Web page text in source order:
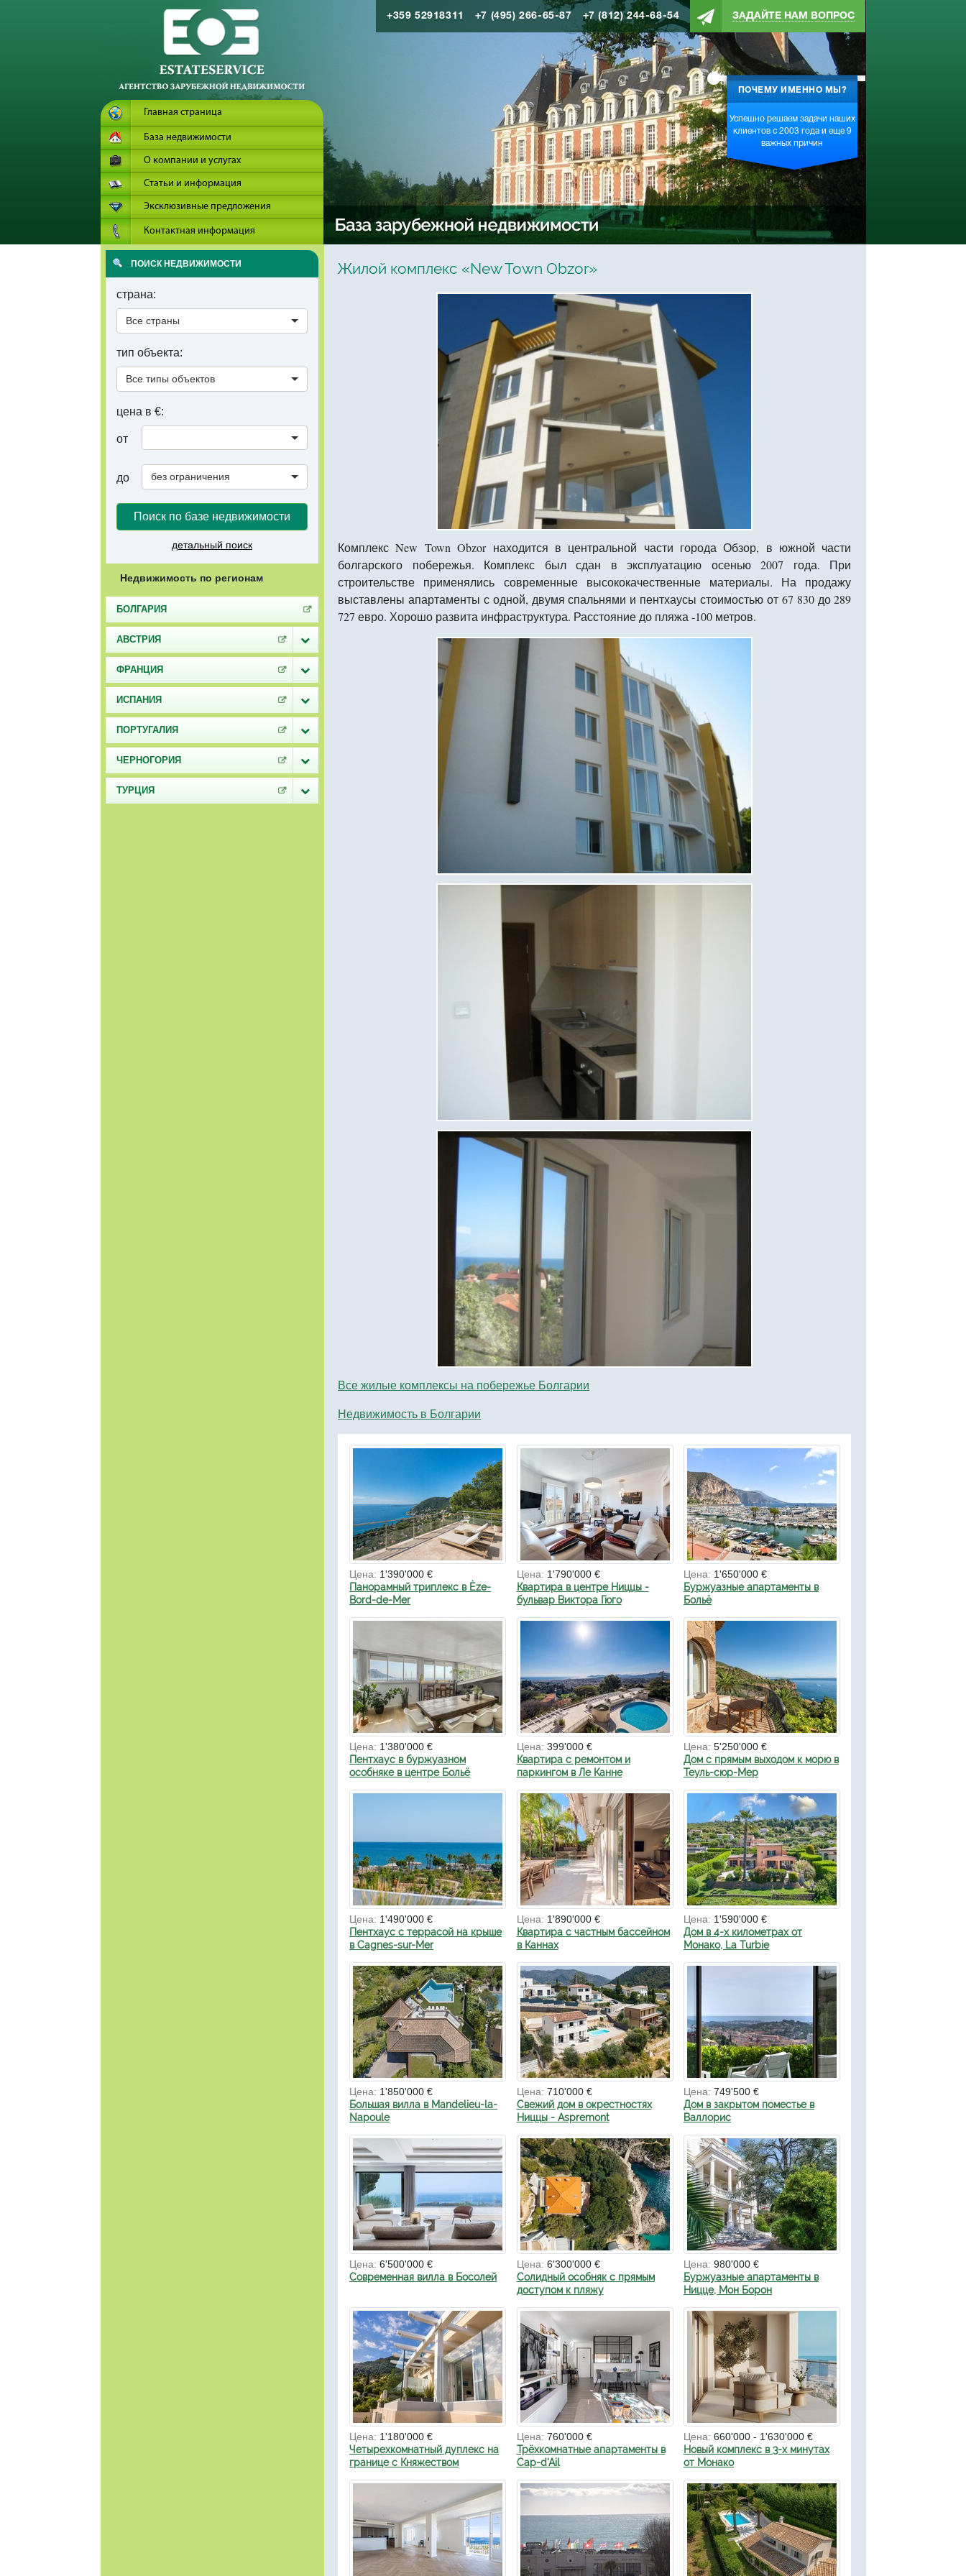
Главная страница
База недвижимости
О компании и услугах
Статьи и информация
Эксклюзивные предложения
Контактная информация
+359 52918311 +7 (495) 266-65-87 +7 (812) 244-68-54 ЗАДАЙТЕ НАМ ВОПРОС
ПОЧЕМУ ИМЕННО МЫ?
Успешно решаем задачи наших
клиентов с 2003 года и еще 9
важных причин
ПОИСК НЕДВИЖИМОСТИ
страна:
Все страны
тип объекта:
Все типы объектов
цена в €:
от
до без ограничения
Поиск по базе недвижимости
детальный поиск
Недвижимость по регионам
БОЛГАРИЯ
АВСТРИЯ
ФРАНЦИЯ
ИСПАНИЯ
ПОРТУГАЛИЯ
ЧЕРНОГОРИЯ
ТУРЦИЯ
Жилой комплекс «New Town Obzor»
Комплекс New Town Obzor находится в центральной части города Обзор, в южной части
болгарского побережья. Комплекс был сдан в эксплуатацию осенью 2007 года. При
строительстве применялись современные высококачественные материалы. На продажу
выставлены апартаменты с одной, двумя спальнями и пентхаусы стоимостью от 67 830 до 289
727 евро. Хорошо развита инфраструктура. Расстояние до пляжа -100 метров.
Все жилые комплексы на побережье Болгарии
Недвижимость в Болгарии
Цена: 1'390'000 €
Панорамный триплекс в Èze-
Bord-de-Mer
Цена: 1'790'000 €
Квартира в центре Ниццы -
бульвар Виктора Гюго
Цена: 1'650'000 €
Буржуазные апартаменты в
Больё
Цена: 1'380'000 €
Пентхаус в буржуазном
особняке в центре Больё
Цена: 399'000 €
Квартира с ремонтом и
паркингом в Ле Канне
Цена: 5'250'000 €
Дом с прямым выходом к морю в
Теуль-сюр-Мер
Цена: 1'490'000 €
Пентхаус с террасой на крыше
в Cagnes-sur-Mer
Цена: 1'890'000 €
Квартира с частным бассейном
в Каннах
Цена: 1'590'000 €
Дом в 4-х километрах от
Монако, La Turbie
Цена: 1'850'000 €
Большая вилла в Mandelieu-la-
Napoule
Цена: 710'000 €
Свежий дом в окрестностях
Ниццы - Aspremont
Цена: 749'500 €
Дом в закрытом поместье в
Валлорис
Цена: 6'500'000 €
Современная вилла в Босолей
Цена: 6'300'000 €
Солидный особняк с прямым
доступом к пляжу
Цена: 980'000 €
Буржуазные апартаменты в
Ницце, Мон Борон
Цена: 1'180'000 €
Четырехкомнатный дуплекс на
границе с Княжеством
Цена: 760'000 €
Трёхкомнатные апартаменты в
Cap-d'Ail
Цена: 660'000 - 1'630'000 €
Новый комплекс в 3-х минутах
от Монако